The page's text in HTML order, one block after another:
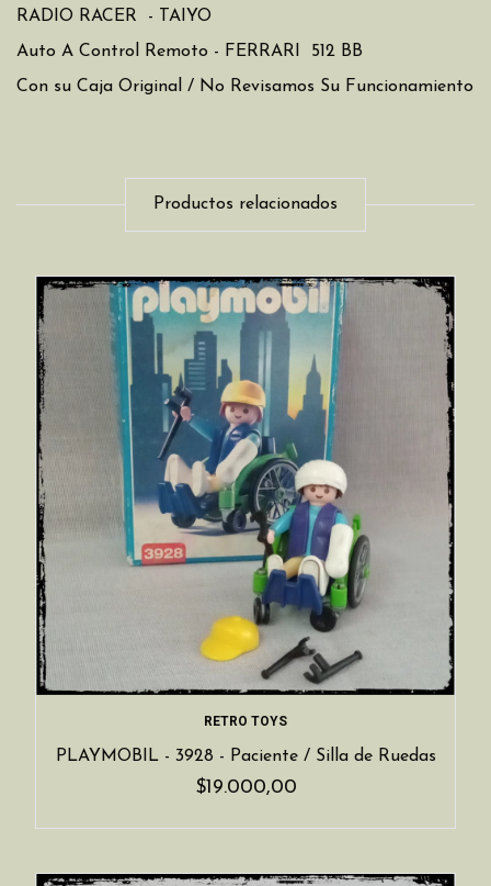
RADIO RACER - TAIYO
Auto A Control Remoto - FERRARI 512 BB
Con su Caja Original / No Revisamos Su Funcionamiento
Productos relacionados
RETRO TOYS
PLAYMOBIL - 3928 - Paciente / Silla de Ruedas
$19.000,00